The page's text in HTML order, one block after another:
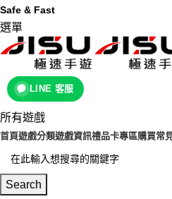
Safe & Fast
選單
LINE 客服
所有遊戲
首頁遊戲分類遊戲資訊禮品卡專區購買常
Search